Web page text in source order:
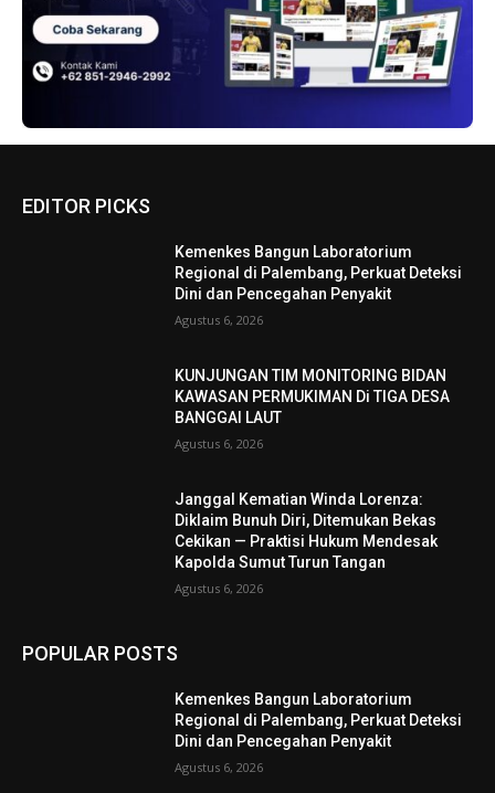
EDITOR PICKS
Kemenkes Bangun Laboratorium
Regional di Palembang, Perkuat Deteksi
Dini dan Pencegahan Penyakit
Agustus 6, 2026
KUNJUNGAN TIM MONITORING BIDAN
KAWASAN PERMUKIMAN Di TIGA DESA
BANGGAI LAUT
Agustus 6, 2026
Janggal Kematian Winda Lorenza:
Diklaim Bunuh Diri, Ditemukan Bekas
Cekikan — Praktisi Hukum Mendesak
Kapolda Sumut Turun Tangan
Agustus 6, 2026
POPULAR POSTS
Kemenkes Bangun Laboratorium
Regional di Palembang, Perkuat Deteksi
Dini dan Pencegahan Penyakit
Agustus 6, 2026